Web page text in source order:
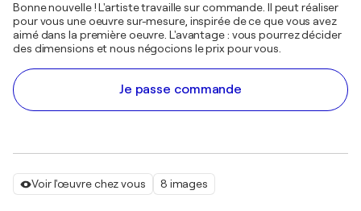
Voir l'œuvre chez vous 8 images
Bonne nouvelle ! L'artiste travaille sur commande. Il peut réaliser
pour vous une oeuvre sur-mesure, inspirée de ce que vous avez
aimé dans la première oeuvre. L'avantage : vous pourrez décider
des dimensions et nous négocions le prix pour vous.
Je passe commande